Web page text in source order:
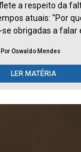
a respeito da
atuais: "Por
obrigadas a falar
Por Oswaldo Mendes
LER MATÉRIA